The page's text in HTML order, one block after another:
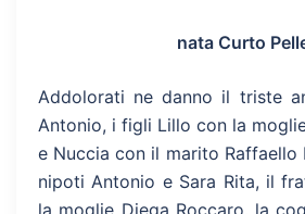
nata Curto
Addolorati ne danno il triste
Antonio, i figli Lillo con la
e Nuccia con il marito Raffaello
nipoti Antonio e Sara Rita, il
la moglie Diega Roccaro, la